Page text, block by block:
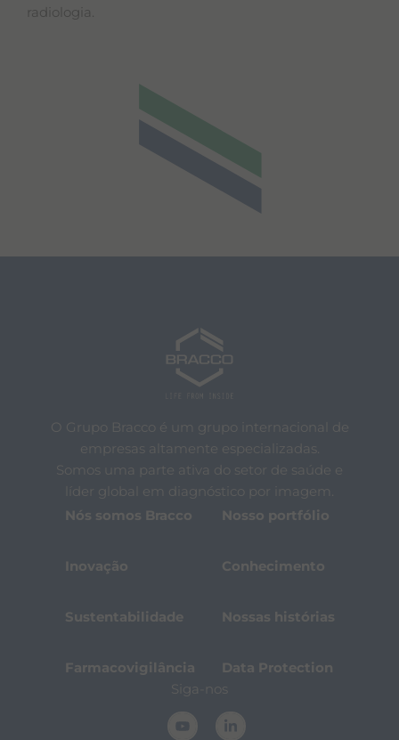
radiologia.
O Grupo Bracco é um grupo internacional de
empresas altamente especializadas.
Somos uma parte ativa do setor de saúde e
líder global em diagnóstico por imagem.
Nós somos Bracco
Nosso portfólio
Inovação Conhecimento
Sustentabilidade Nossas histórias
Farmacovigilância
Data Protection
Siga-nos